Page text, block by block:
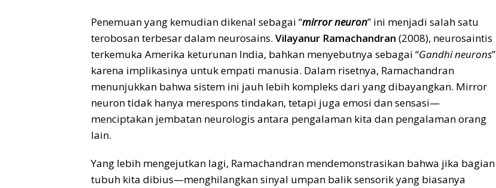
Penemuan yang kemudian dikenal sebagai “mirror neuron” ini menjadi salah satu
terobosan terbesar dalam neurosains. Vilayanur Ramachandran (2008), neurosaintis
terkemuka Amerika keturunan India, bahkan menyebutnya sebagai “Gandhi neurons”
karena implikasinya untuk empati manusia. Dalam risetnya, Ramachandran
menunjukkan bahwa sistem ini jauh lebih kompleks dari yang dibayangkan. Mirror
neuron tidak hanya merespons tindakan, tetapi juga emosi dan sensasi—
menciptakan jembatan neurologis antara pengalaman kita dan pengalaman orang
lain.
Yang lebih mengejutkan lagi, Ramachandran mendemonstrasikan bahwa jika bagian
tubuh kita dibius—menghilangkan sinyal umpan balik sensorik yang biasanya